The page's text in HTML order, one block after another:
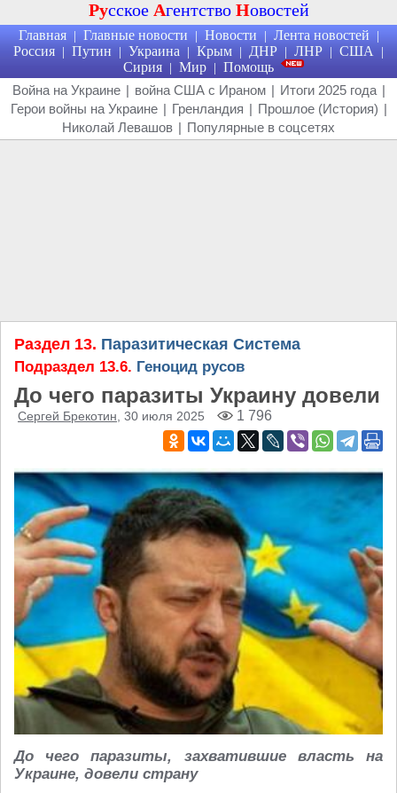
Русское Агентство Новостей
Главная | Главные новости | Новости | Лента новостей |
Россия | Путин | Украина | Крым | ДНР | ЛНР | США |
Сирия | Мир | Помощь
Война на Украине | война США с Ираном | Итоги 2025 года |
Герои войны на Украине | Гренландия | Прошлое (История) |
Николай Левашов | Популярные в соцсетях
Раздел 13. Паразитическая Система
Подраздел 13.6. Геноцид русов
До чего паразиты Украину довели
Сергей Брекотин , 30 июля 2025 1 796
До чего паразиты, захватившие власть на
Украине, довели страну